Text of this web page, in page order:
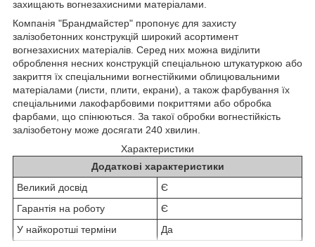
захищають вогнезахисними матеріалами.
Компанія "Брандмайстер" пропонує для захисту
залізобетонних конструкцій широкий асортимент
вогнезахисних матеріалів. Серед них можна виділити
оброблення несних конструкцій спеціальною штукатуркою або
закриття їх спеціальними вогнестійкими облицювальними
матеріалами (листи, плити, екрани), а також фарбування їх
спеціальними лакофарбовими покриттями або обробка
фарбами, що спінюються. За такої обробки вогнестійкість
залізобетону може досягати 240 хвилин.
Характеристики
Додаткові характеристики
Великий досвід
Є
Гарантія на роботу
Є
У найкоротші терміни
Да